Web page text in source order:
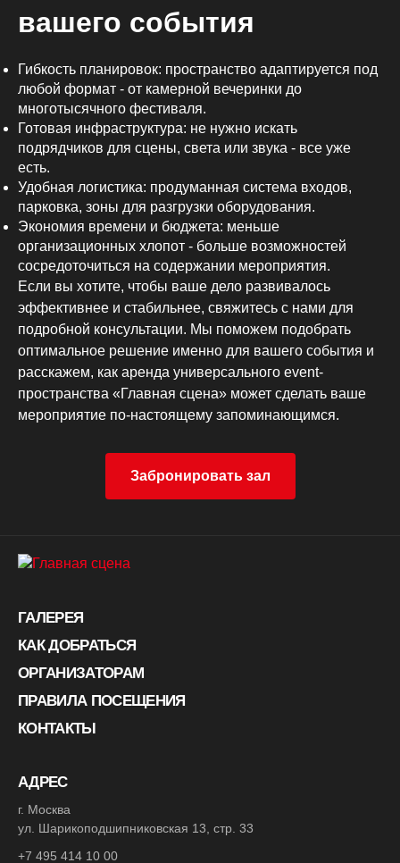
вашего события
Гибкость планировок: пространство адаптируется под
любой формат - от камерной вечеринки до
многотысячного фестиваля.
Готовая инфраструктура: не нужно искать
подрядчиков для сцены, света или звука - все уже
есть.
Удобная логистика: продуманная система входов,
парковка, зоны для разгрузки оборудования.
Экономия времени и бюджета: меньше
организационных хлопот - больше возможностей
сосредоточиться на содержании мероприятия.
Если вы хотите, чтобы ваше дело развивалось
эффективнее и стабильнее, свяжитесь с нами для
подробной консультации. Мы поможем подобрать
оптимальное решение именно для вашего события и
расскажем, как аренда универсального event-
пространства «Главная сцена» может сделать ваше
мероприятие по-настоящему запоминающимся.
Забронировать зал
АДРЕС
г. Москва
ул. Шарикоподшипниковская 13, стр. 33
+7 495 414 10 00
ГАЛЕРЕЯ
КАК ДОБРАТЬСЯ
ОРГАНИЗАТОРАМ
ПРАВИЛА ПОСЕЩЕНИЯ
КОНТАКТЫ